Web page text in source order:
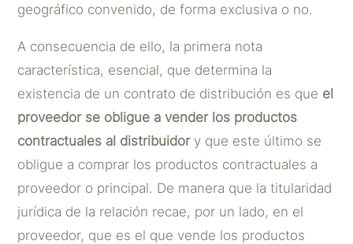
geográfico convenido, de forma exclusiva o no.
A consecuencia de ello, la primera nota
característica, esencial, que determina la
existencia de un contrato de distribución es que el
proveedor se obligue a vender los productos
contractuales al distribuidory que este último se
obligue a comprar los productos contractuales a
proveedor o principal. De manera que la titularidad
jurídica de la relación recae, por un lado, en el
proveedor, que es el que vende los productos